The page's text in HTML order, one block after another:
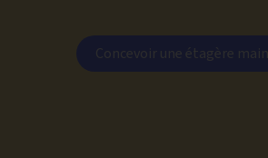
Concevoir une étagère